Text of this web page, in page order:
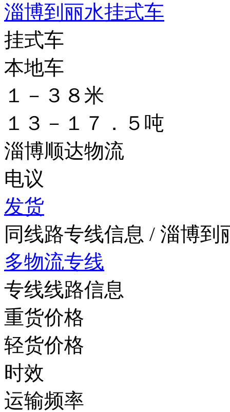
淄博到丽水挂式车
挂式车
本地车
１－３８米
１３－１７．５吨
淄博顺达物流
电议
发货
同线路专线信息 / 淄博到
多物流专线
专线线路信息
重货价格
轻货价格
时效
运输频率